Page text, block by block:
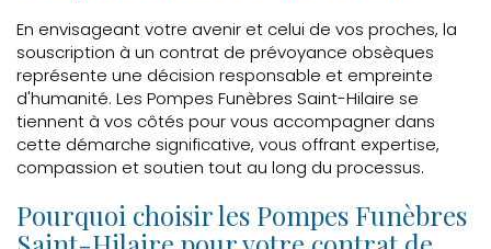
En envisageant votre avenir et celui de vos proches, la
souscription à un contrat de prévoyance obsèques
représente une décision responsable et empreinte
d'humanité. Les Pompes Funèbres Saint-Hilaire se
tiennent à vos côtés pour vous accompagner dans
cette démarche significative, vous offrant expertise,
compassion et soutien tout au long du processus.
Pourquoi choisir les Pompes Funèbres